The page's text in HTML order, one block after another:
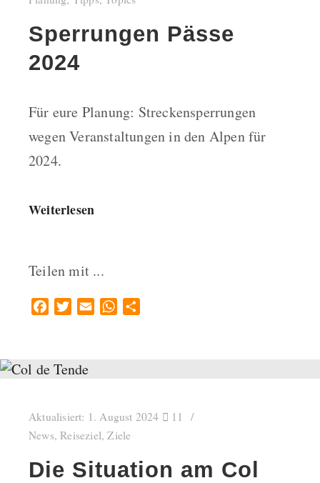
Sperrungen Pässe
2024
Für eure Planung: Streckensperrungen
wegen Veranstaltungen in den Alpen für
2024.
Weiterlesen
Teilen mit ...
FacebookTwitterEmail WhatsApp
Aktualisiert: 1. August 2024
11
News,Reiseziel,Ziele
Die Situation am Col